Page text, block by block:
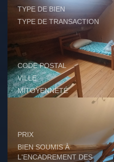
TYPE DE BIEN
TYPE DE TRANSACTION
LOCALISATION
CODE POSTAL
VILLE
MITOYENNETÉ
ASPECTS
PRIX
BIEN SOUMIS À
L'ENCADREMENT DES